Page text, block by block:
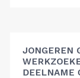
JONGEREN
DEELNAME